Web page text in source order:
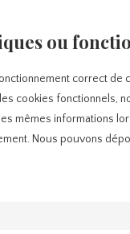
ou
correct
cookies fonctionnels,
mêmes informations
Nous pouvons